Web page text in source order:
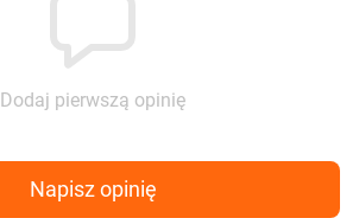
Dodaj pierwszą opinię
Napisz opinię